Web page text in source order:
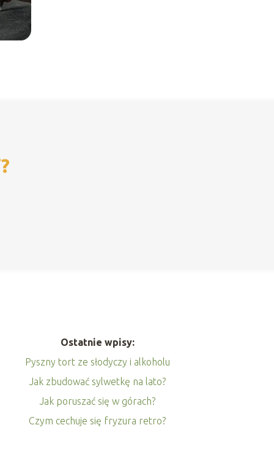
Ostatnie wpisy:
Pyszny tort ze słodyczy i alkoholu
Jak zbudować sylwetkę na lato?
Jak poruszać się w górach?
Czym cechuje się fryzura retro?